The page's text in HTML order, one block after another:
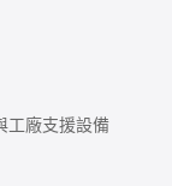
工廠支援設備